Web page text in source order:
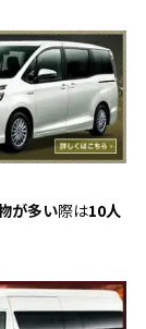
が多い際は10人